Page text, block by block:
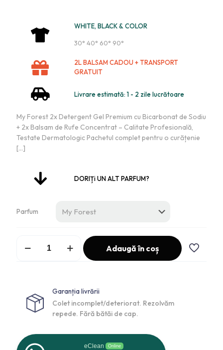
WHITE, BLACK & COLOR
30° 40° 60° 90°
2L BALSAM CADOU + TRANSPORT
GRATUIT
Livrare estimată: 1 - 2 zile lucrătoare
My Forest 2x Detergent Gel Premium cu Bicarbonat de Sodiu
+ 2x Balsam de Rufe Concentrat – Calitate Profesională,
Testate Dermatologic Pachetul complet pentru o curățenie
[…]
DORIȚi UN ALT PARFUM?
Parfum
Adaugă în coș
Garanția livrării
Colet incomplet/deteriorat. Rezolvăm
repede. Fără bătăi de cap.
eClean Online